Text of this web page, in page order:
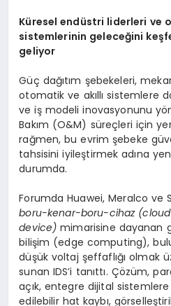
Küresel endüstri liderleri ve
sistemlerinin geleceğini
geliyor
Güç dağıtım şebekeleri,
otomatik ve akıllı sistemlere
ve iş modeli inovasyonunu
Bakım (O&M) süreçleri için
rağmen, bu evrim şebeke
tahsisini iyileştirmek adına
durumda.
Forumda Huawei, Meralco ve
boru-kenar-boru-cihaz
device) mimarisine dayanan
bilişim (edge computing),
düşük voltaj şeffaflığı olmak
sunan IDS’i tanıttı. Çözüm,
açık, entegre dijital
edilebilir hat kaybı,